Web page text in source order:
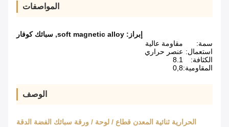
المواصفات
إبراز: soft magnetic alloy
, سبائك كوفار
سمة:
مقاومة عالية
استعمال: عنصر حراري
الكثافة:
8.1
المقاومية:0,8
الوصف
الحرارية ثنائية المعدن قطاع / لوحة / ورقة سبائك الفضة الدقة